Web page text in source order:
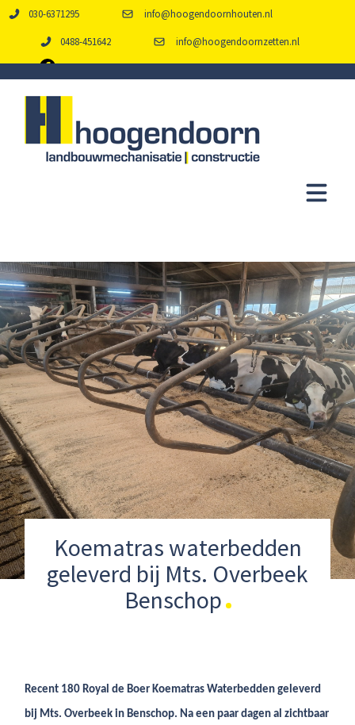
030-6371295 info@hoogendoornhouten.nl
0488-451642 info@hoogendoornzetten.nl
Koematras waterbedden
geleverd bij Mts. Overbeek
Benschop
Recent 180 Royal de Boer Koematras Waterbedden geleverd
bij Mts. Overbeek in Benschop. Na een paar dagen al zichtbaar